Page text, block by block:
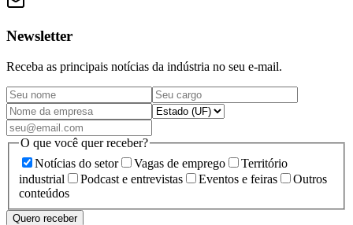
Newsletter
Receba as principais notícias da indústria no seu e-mail.
O que você quer receber?
Notícias do setor
Vagas de emprego
Território
industrial
Podcast e entrevistas Eventos e feiras
Outros
conteúdos
Quero receber